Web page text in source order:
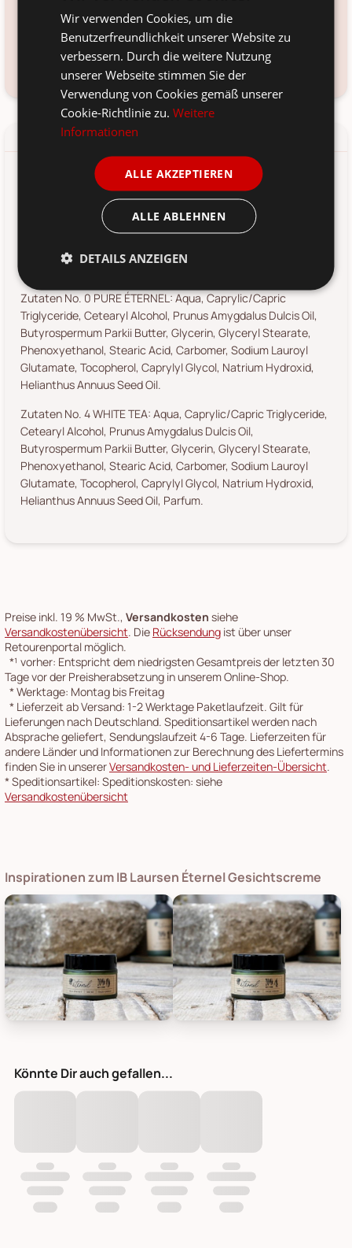
Voraussichtliche Lieferung:
-14. Aug 2026*
Frage zum Produkt?Kundenservice kontaktieren
Produkt-/Sicherheitshinweise
Die Produkte von Éternel werden in Dänemark liebevoll
konzipiert und produziert sowie sorgfältig entwickelt.
Überzeuge dich selbst von ihren positiven Eigenschaften und
nutze unter anderem diese wohltuende Gesichtscreme aus
der Serie Éternel von Chic Antique in zwei angenehmen
Zutaten No. 0 PURE ÉTERNEL: Aqua, Caprylic/Capric
Triglyceride, Cetearyl Alcohol, Prunus Amygdalus Dulcis Oil,
Butyrospermum Parkii Butter, Glycerin, Glyceryl Stearate,
Phenoxyethanol, Stearic Acid, Carbomer, Sodium Lauroyl
Glutamate, Tocopherol, Caprylyl Glycol, Natrium Hydroxid,
Helianthus Annuus Seed Oil.
Zutaten No. 4 WHITE TEA: Aqua, Caprylic/Capric Triglyceride,
Cetearyl Alcohol, Prunus Amygdalus Dulcis Oil,
Butyrospermum Parkii Butter, Glycerin, Glyceryl Stearate,
Phenoxyethanol, Stearic Acid, Carbomer, Sodium Lauroyl
Glutamate, Tocopherol, Caprylyl Glycol, Natrium Hydroxid,
Helianthus Annuus Seed Oil, Parfum.
Preise inkl. 19 % MwSt., Versandkosten siehe
Versandkostenübersicht. Die Rücksendung ist über unser
Retourenportal möglich.
*¹ vorher: Entspricht dem niedrigsten Gesamtpreis der letzten 30
Tage vor der Preisherabsetzung in unserem Online-Shop.
*Werktage: Montag bis Freitag
* Lieferzeit ab Versand: 1-2 Werktage Paketlaufzeit. Gilt für
Lieferungen nach Deutschland. Speditionsartikel werden nach
Absprache geliefert, Sendungslaufzeit 4-6 Tage. Lieferzeiten für
andere Länder und Informationen zur Berechnung des Liefertermins
finden Sie in unsererVersandkosten- und Lieferzeiten-Übersicht.
*Speditionsartikel: Speditionskosten: siehe
Versandkostenübersicht
Inspirationen zum IB Laursen Éternel Gesichtscreme
Könnte Dir auch gefallen...
Wir verwenden Cookies, um die
Benutzerfreundlichkeit unserer Website zu
verbessern. Durch die weitere Nutzung
unserer Webseite stimmen Sie der
Verwendung von Cookies gemäß unserer
Cookie-Richtlinie zu.Weitere
Informationen
ALLE AKZEPTIEREN
ALLE ABLEHNEN
DETAILS ANZEIGEN